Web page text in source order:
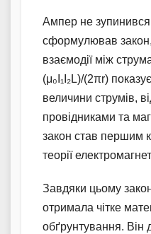
Ампер не зупинився
сформулював
взаємодії між
(μ₀I₁I₂L)/(2πr)
величини струмів,
провідниками та
закон став першим
теорії
Завдяки цьому
отримала чітке
обґрунтування. Він